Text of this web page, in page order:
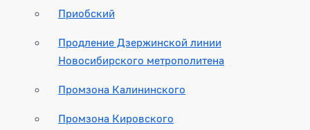
Приобский
Продление Дзержинской линии
Новосибирского метрополитена
Промзона Калининского
Промзона Кировского